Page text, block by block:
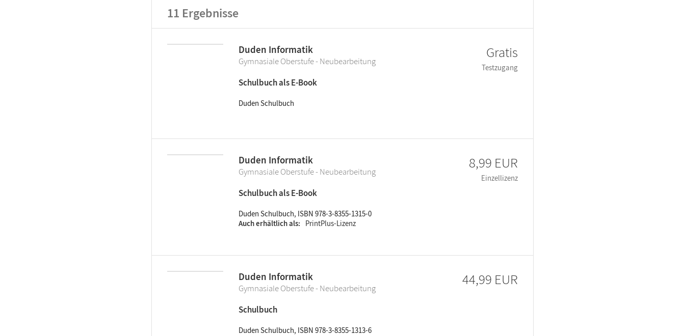
11 Ergebnisse
Duden Informatik
Gymnasiale Oberstufe - Neubearbeitung
Schulbuch als E-Book
Duden Schulbuch
Gratis
Testzugang
Duden Informatik
Gymnasiale Oberstufe - Neubearbeitung
Schulbuch als E-Book
Duden Schulbuch, ISBN 978-3-8355-1315-0
Auch erhältlich als
PrintPlus-Lizenz
8,99 EUR
Einzellizenz
Duden Informatik
Gymnasiale Oberstufe - Neubearbeitung
Schulbuch
Duden Schulbuch, ISBN 978-3-8355-1313-6
44,99 EUR